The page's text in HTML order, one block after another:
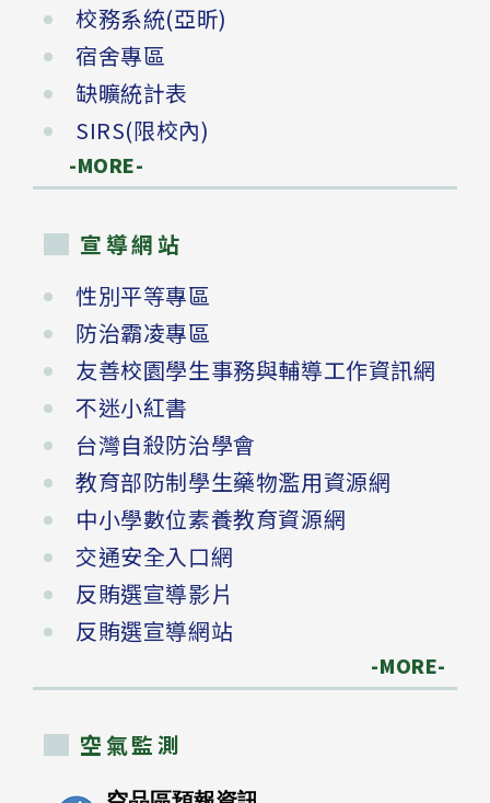
校務系統(亞昕)
宿舍專區
缺曠統計表
SIRS(限校內)
-MORE-
宣導網站
性別平等專區
防治霸凌專區
友善校園學生事務與輔導工作資訊網
不迷小紅書
台灣自殺防治學會
教育部防制學生藥物濫用資源網
中小學數位素養教育資源網
交通安全入口網
反賄選宣導影片
反賄選宣導網站
-MORE-
空氣監測